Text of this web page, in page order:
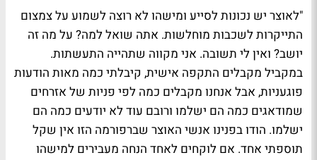
"לאוצר יש נכונות לסייע ומישהו לא רוצה לשמוע על צמצום
התייקרות לשכבות מוחלשות. אתה שואל למה? על מה זה
יושב? ואין לי תשובה. אני מקווה שתהייה התעשתות.
במקביל מקבלים התקפה אישית, קיבלתי כמה מאות הודעות
פוגעניות, אבל אנחנו מקבלים כמה לפי פניות של אזרחים
שמודאגים כמה הם ישלמו ורובם עוד לא יודעים כמה הם
ישלמו. הודו בפנינו אנשי האוצר שברפורמה הזו אין שקל
תוספתי אחד. אם לוקחים לאחד הנחה מעבירים למישהו